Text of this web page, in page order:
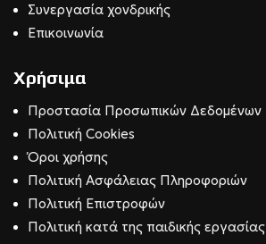
Συνεργασία χονδρικής
Επικοινωνία
Χρήσιμα
Προστασία Προσωπικών Δεδομένων
Πολιτική Cookies
Όροι χρήσης
Πολιτική Ασφάλειας Πληροφοριών
Πολιτική Επιστροφών
Πολιτική κατά της παιδικής εργασίας